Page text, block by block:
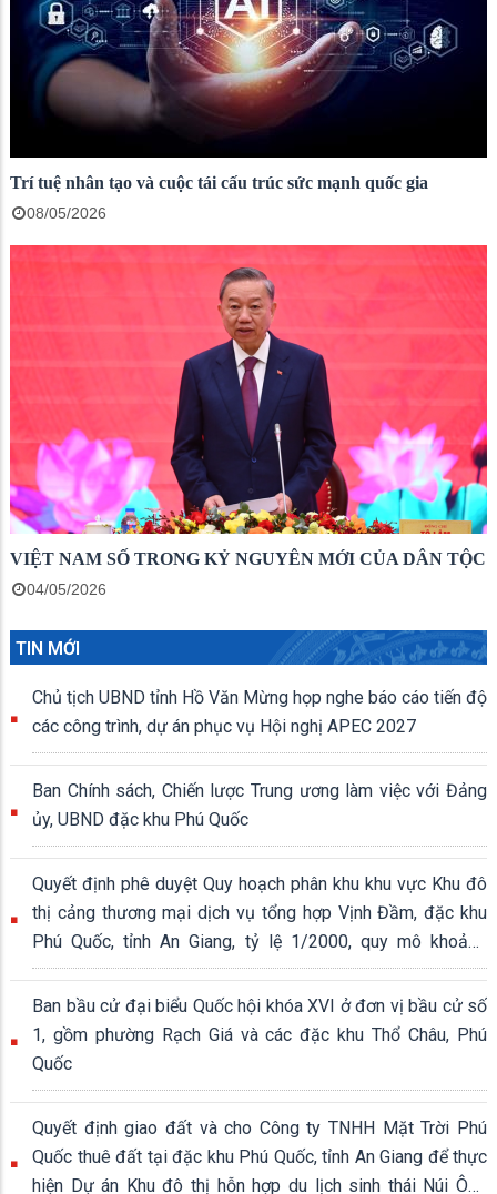
Trí tuệ nhân tạo và cuộc tái cấu trúc sức mạnh quốc gia
08/05/2026
VIỆT NAM SỐ TRONG KỶ NGUYÊN MỚI CỦA DÂN TỘC
04/05/2026
TIN MỚI
Chủ tịch UBND tỉnh Hồ Văn Mừng họp nghe báo cáo tiến độ
các công trình, dự án phục vụ Hội nghị APEC 2027
Ban Chính sách, Chiến lược Trung ương làm việc với Đảng
ủy, UBND đặc khu Phú Quốc
Quyết định phê duyệt Quy hoạch phân khu khu vực Khu đô
thị cảng thương mại dịch vụ tổng hợp Vịnh Đầm, đặc khu
Phú Quốc, tỉnh An Giang, tỷ lệ 1/2000, quy mô khoảng
339,04 ha
Ban bầu cử đại biểu Quốc hội khóa XVI ở đơn vị bầu cử số
1, gồm phường Rạch Giá và các đặc khu Thổ Châu, Phú
Quốc
Quyết định giao đất và cho Công ty TNHH Mặt Trời Phú
Quốc thuê đất tại đặc khu Phú Quốc, tỉnh An Giang để thực
hiện Dự án Khu đô thị hỗn hợp du lịch sinh thái Núi Ông